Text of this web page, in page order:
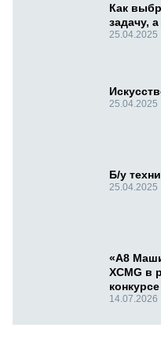
Как
задачу,
25.04.2025
25.04.2025
Б/у
25.04.2025
«А8
XCMG в
14.07.2026